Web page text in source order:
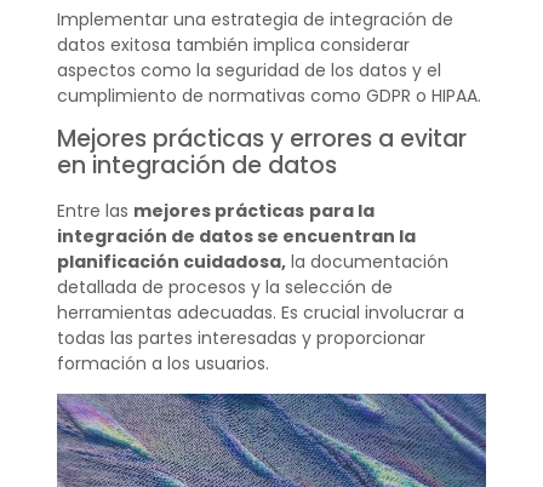
Implementar una estrategia de integración de
datos exitosa también implica considerar
aspectos como la seguridad de los datos y el
cumplimiento de normativas como GDPR o HIPAA.
Mejores prácticas y errores a evitar
en integración de datos
Entre las mejores prácticas para la
integración de datos se encuentran la
planificación cuidadosa,la documentación
detallada de procesos y la selección de
herramientas adecuadas. Es crucial involucrar a
todas las partes interesadas y proporcionar
formación a los usuarios.